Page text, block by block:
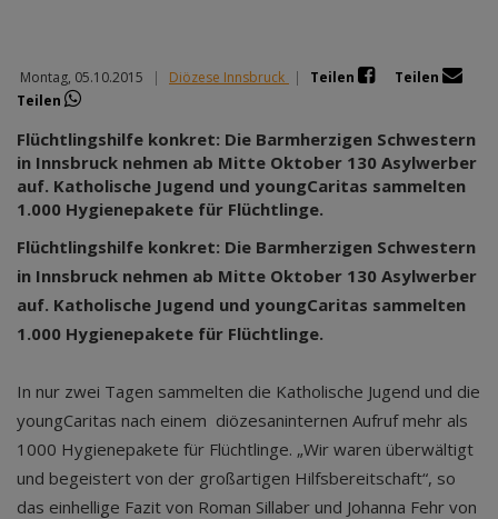
Montag, 05.10.2015 | Diözese Innsbruck | Teilen
Teilen
Teilen
Flüchtlingshilfe konkret: Die Barmherzigen Schwestern
in Innsbruck nehmen ab Mitte Oktober 130 Asylwerber
auf. Katholische Jugend und youngCaritas sammelten
1.000 Hygienepakete für Flüchtlinge.
Flüchtlingshilfe konkret: Die Barmherzigen Schwestern
in Innsbruck nehmen ab Mitte Oktober 130 Asylwerber
auf. Katholische Jugend und youngCaritas sammelten
1.000 Hygienepakete für Flüchtlinge.
In nur zwei Tagen sammelten die Katholische Jugend und die
youngCaritas nach einem diözesaninternen Aufruf mehr als
1000 Hygienepakete für Flüchtlinge. „Wir waren überwältigt
und begeistert von der großartigen Hilfsbereitschaft“, so
das einhellige Fazit von Roman Sillaber und Johanna Fehr von